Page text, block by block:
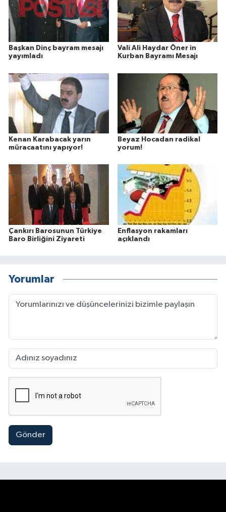
Başkan Dinç bayram mesajı
yayımladı
Vali Ali Haydar Öner in
Kurban Bayramı Mesajı
Kenan Karabacak yarın
müracaatını yapıyor!
Beyaz Hocadan radikal
yorum!
Çankırı Barosunun Türkiye
Baro Birliğini Ziyareti
Enflasyon rakamları
açıklandı
Yorumlar
Gönder